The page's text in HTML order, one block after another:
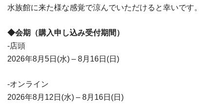
水族館に来た様な感覚で涼んでいただけると幸いです。
◆会期（購入申し込み受付期間）
-店頭
2026年8月5日(水) – 8月16日(日)
-オンライン
2026年8月12日(水) – 8月16日(日)